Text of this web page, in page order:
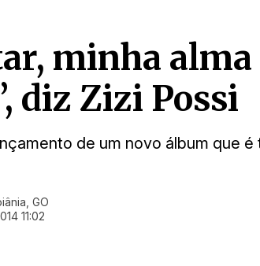
minha
diz Zizi Possi
de um novo álbum que
GO
11:02